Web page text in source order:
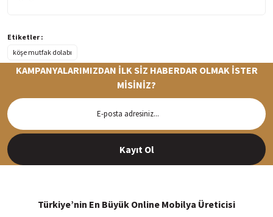
Etiketler :
köşe mutfak dolabı
Siparişleriniz en kısa sürede hazırlanarak kargoya verilir
KAMPANYALARIMIZDAN İLK SİZ HABERDAR OLMAK İSTER
MİSİNİZ?
Kayıt Ol
Türkiye’nin En Büyük Online Mobilya Üreticisi